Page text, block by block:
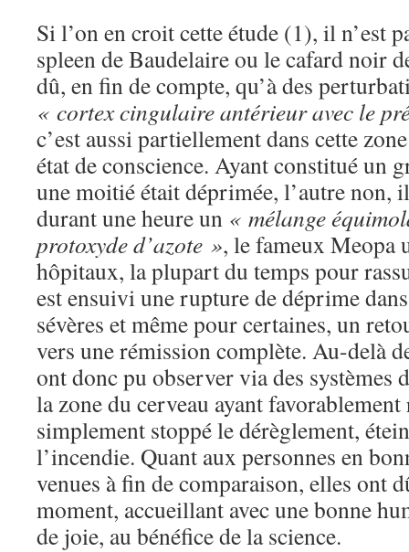
Si l’on en croit cette étude (1), il n’est
spleen de Baudelaire ou le cafard noir
dû, en fin de compte, qu’à des
« cortex cingulaire antérieur avec le
c’est aussi partiellement dans cette
état de conscience. Ayant constitué un
une moitié était déprimée, l’autre non,
durant une heure un « mélange
protoxyde d’azote », le fameux Meopa
hôpitaux, la plupart du temps pour
est ensuivi une rupture de déprime
sévères et même pour certaines, un
vers une rémission complète. Au-delà
ont donc pu observer via des systèmes
la zone du cerveau ayant
simplement stoppé le dérèglement,
l’incendie. Quant aux personnes en
venues à fin de comparaison, elles ont
moment, accueillant avec une bonne
de joie, au bénéfice de la science.